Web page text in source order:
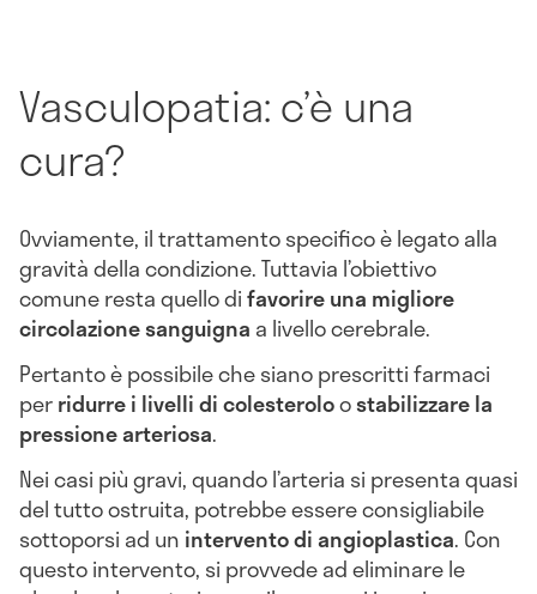
Vasculopatia: c’è una
cura?
Ovviamente, il trattamento specifico è legato alla
gravità della condizione. Tuttavia l’obiettivo
comune resta quello difavorire una migliore
circolazione sanguigna a livello cerebrale.
Pertanto è possibile che siano prescritti farmaci
perridurre i livelli di colesteroloostabilizzare la
pressione arteriosa.
Nei casi più gravi, quando l’arteria si presenta quasi
del tutto ostruita, potrebbe essere consigliabile
sottoporsi ad un intervento di angioplastica. Con
questo intervento, si provvede ad eliminare le